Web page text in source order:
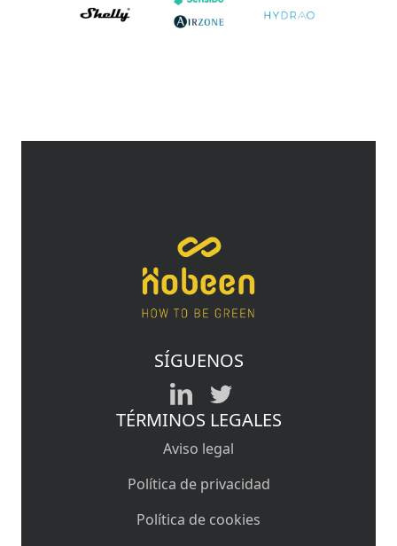
SÍGUENOS
TÉRMINOS LEGALES
Aviso legal
Política de privacidad
Política de cookies